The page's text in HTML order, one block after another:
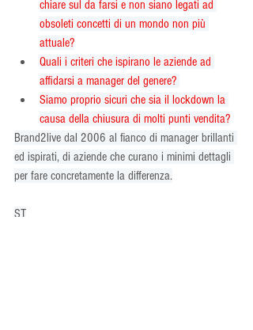
chiare sul da farsi e non siano legati ad
obsoleti concetti di un mondo non più
attuale?
Quali i criteri che ispirano le aziende ad
affidarsi a manager del genere?
Siamo proprio sicuri che sia il lockdown la
causa della chiusura di molti punti vendita?
Brand2live dal 2006 al fianco di manager brillanti
ed ispirati, di aziende che curano i minimi dettagli
per fare concretamente la differenza.
ST